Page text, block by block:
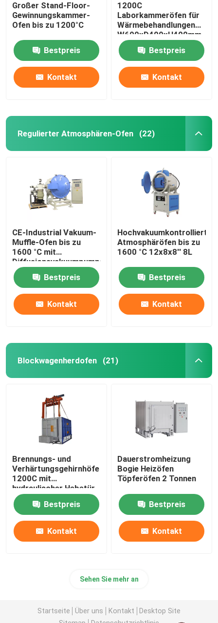
Großer Stand-Floor-
Gewinnungskammer-
Ofen bis zu 1200°C
Bestpreis
Kontakt
1200C
Laborkammeröfen für
Wärmebehandlungen
W600xD400xH400mm
Bestpreis
Kontakt
Regulierter Atmosphären-Ofen (22)
CE-Industrial Vakuum-
Muffle-Ofen bis zu
1600 °C mit
Diffusionsvakuumpumpen
Bestpreis
Kontakt
Hochvakuumkontrollierter
Atmosphäröfen bis zu
1600 °C 12x8x8′′ 8L
Bestpreis
Kontakt
Blockwagenherdofen (21)
Brennungs- und
Verhärtungsgehirnhöfe
1200C mit
hydraulischer Hebetür
Bestpreis
Kontakt
Dauerstromheizung
Bogie Heizöfen
Töpferöfen 2 Tonnen
Bestpreis
Kontakt
Sehen Sie mehr an
Startseite Über uns Kontakt
Desktop Site